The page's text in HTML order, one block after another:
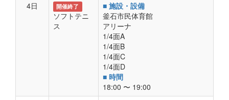
4日
開催終了
ソフトテニ
ス
■ 施設・設備
釜石市民体育館
アリーナ
1/4面A
1/4面B
1/4面C
1/4面D
■ 時間
18:00 〜 19:00